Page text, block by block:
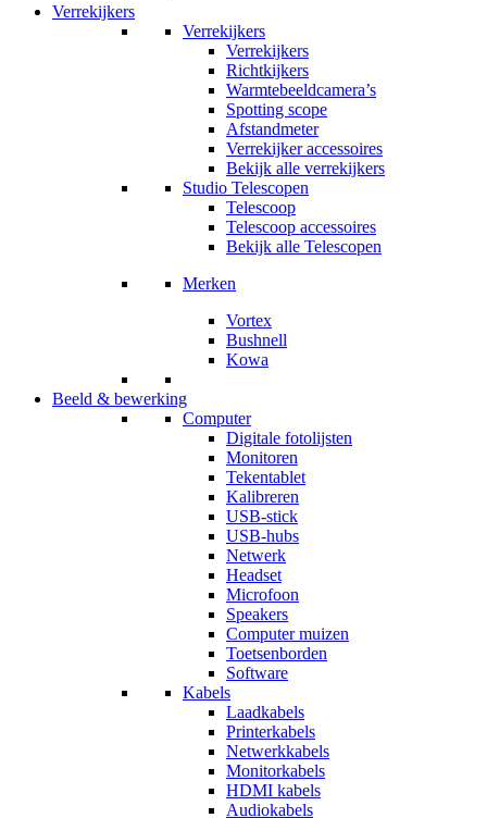
Verrekijkers
Verrekijkers
Verrekijkers
Richtkijkers
Warmtebeeldcamera’s
Spotting scope
Afstandmeter
Verrekijker accessoires
Bekijk alle verrekijkers
Studio Telescopen
Telescoop
Telescoop accessoires
Bekijk alle Telescopen
Merken
Vortex
Bushnell
Kowa
Beeld & bewerking
Computer
Digitale fotolijsten
Monitoren
Tekentablet
Kalibreren
USB-stick
USB-hubs
Netwerk
Headset
Microfoon
Speakers
Computer muizen
Toetsenborden
Software
Kabels
Laadkabels
Printerkabels
Netwerkkabels
Monitorkabels
HDMI kabels
Audiokabels